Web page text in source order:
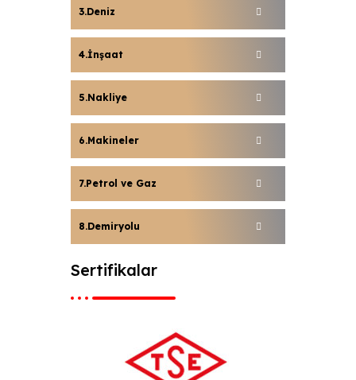
Deniz
İnşaat
Nakliye
Makineler
Petrol ve Gaz
Demiryolu
Sertifikalar